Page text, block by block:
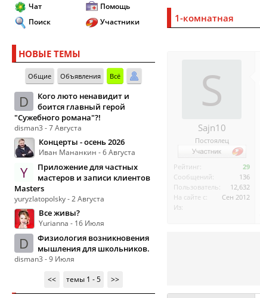
Чат
Поиск
Помощь
Участники
НОВЫЕ ТЕМЫ
Общие Объявления Всё
D
Кого люто ненавидит и
боится главный герой
"Сужебного романа"?!
disman3 - 7 Августа
Концерты - осень 2026
Иван Мананкин - 6 Августа
Y
Приложение для частных
мастеров и записи клиентов
Masters
yuryzlatopolsky - 2 Августа
Все живы?
Yurianna - 16 Июля
D
Физиология возникновения
мышления для школьников.
disman3 - 9 Июля
<<
темы 1 - 5 >>
1-комнатная
S
Sajn10
Постоялец
Рейтинг:
29
Сообщений:
136
Пользователь:
12,632
На сайте с:
Сен 2012
Из: